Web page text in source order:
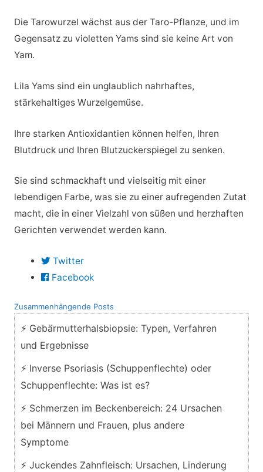
Die Tarowurzel wächst aus der Taro-Pflanze, und im
Gegensatz zu violetten Yams sind sie keine Art von
Yam.
Lila Yams sind ein unglaublich nahrhaftes,
stärkehaltiges Wurzelgemüse.
Ihre starken Antioxidantien können helfen, Ihren
Blutdruck und Ihren Blutzuckerspiegel zu senken.
Sie sind schmackhaft und vielseitig mit einer
lebendigen Farbe, was sie zu einer aufregenden Zutat
macht, die in einer Vielzahl von süßen und herzhaften
Gerichten verwendet werden kann.
Twitter
Facebook
Zusammenhängende Posts
⚡ Gebärmutterhalsbiopsie: Typen, Verfahren
und Ergebnisse
⚡ Inverse Psoriasis (Schuppenflechte) oder
Schuppenflechte: Was ist es?
⚡ Schmerzen im Beckenbereich: 24 Ursachen
bei Männern und Frauen, plus andere
Symptome
⚡ Juckendes Zahnfleisch: Ursachen, Linderung